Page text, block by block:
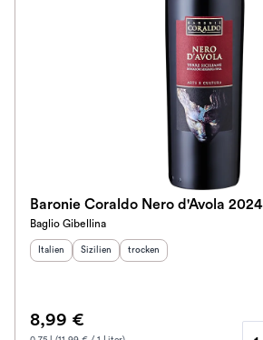
Baronie Coraldo Nero d'Avola 2024
Baglio Gibellina
Herkunftsland
Italien Herkunftsregion:
Sizilien Geschmack
trocken
8,99 €